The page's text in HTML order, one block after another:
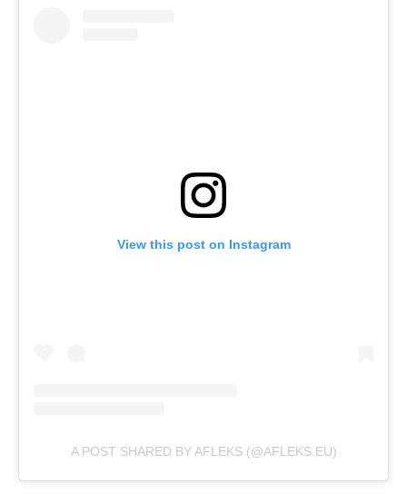
View this post on Instagram
A POST SHARED BY AFLEKS (@AFLEKS.EU)